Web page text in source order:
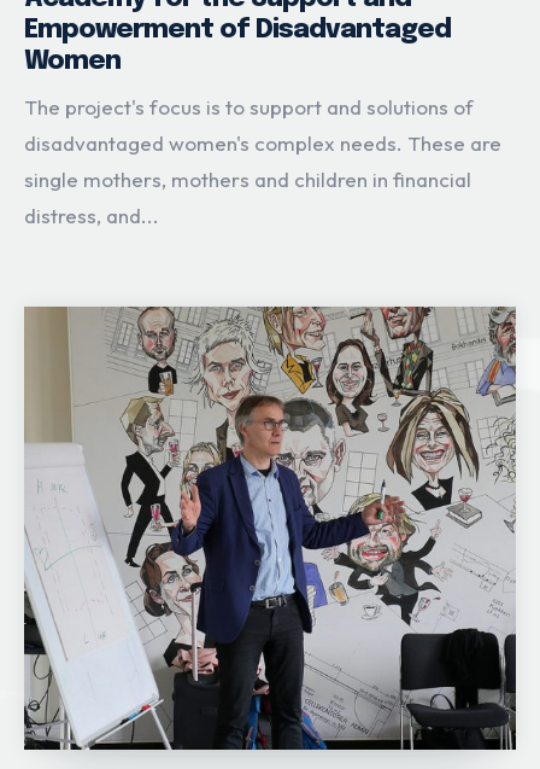
Empowerment of Disadvantaged
Women
The project's focus is to support and solutions of
disadvantaged women's complex needs. These are
single mothers, mothers and children in financial
distress, and...